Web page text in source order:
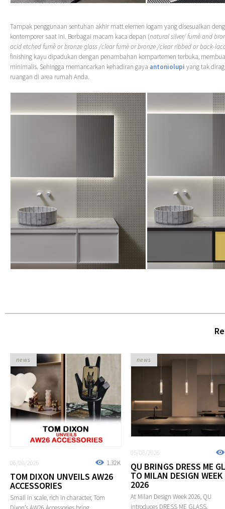
Tampak penggunaan sentuhan akhir matt elemen logam yang disesuaikan
kontemporer saat ini. Berbagai macam kaca depan (natural silver/ fumè and
acid etched fumè or bronze glass /clear fumè or bronze /clear ribbed or back-
finishing kayu dipadukan dengan penambahan kompartemen terbuka,
minimalis. Sehingga memancarkan kehadiran gaya antoniolupi yang tak
ruangan di area rumah Anda.
1.32K
06/08/2026
TOM DIXON UNVEILS AW26
ACCESSORIES
Small in scale, rich in character, Tom
news
05/08/2026
QU BRINGS DRESS ME
TO MILAN DESIGN WEEK
2026
At Milan Design Week 2026, QU
introduces DRESS ME GLASS,
news